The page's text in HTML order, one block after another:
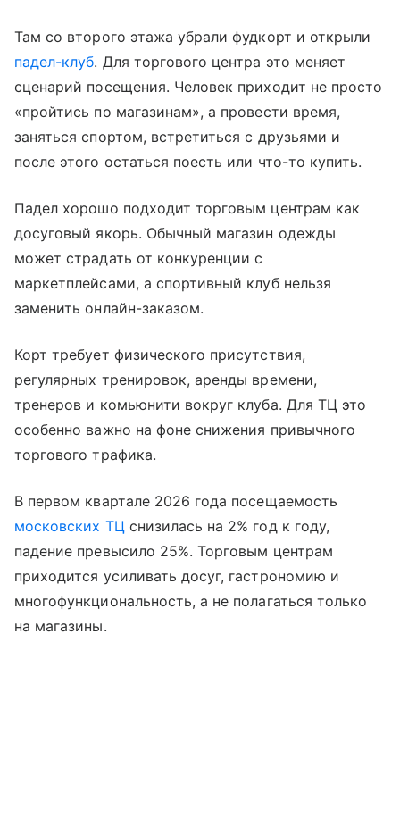
Там со второго этажа убрали фудкорт и открыли
падел-клуб. Для торгового центра это меняет
сценарий посещения. Человек приходит не просто
«пройтись по магазинам», а провести время,
заняться спортом, встретиться с друзьями и
после этого остаться поесть или что-то купить.
Падел хорошо подходит торговым центрам как
досуговый якорь. Обычный магазин одежды
может страдать от конкуренции с
маркетплейсами, а спортивный клуб нельзя
заменить онлайн-заказом.
Корт требует физического присутствия,
регулярных тренировок, аренды времени,
тренеров и комьюнити вокруг клуба. Для ТЦ это
особенно важно на фоне снижения привычного
торгового трафика.
В первом квартале 2026 года посещаемость
московских ТЦ снизилась на 2% год к году,
падение превысило 25%. Торговым центрам
приходится усиливать досуг, гастрономию и
многофункциональность, а не полагаться только
на магазины.